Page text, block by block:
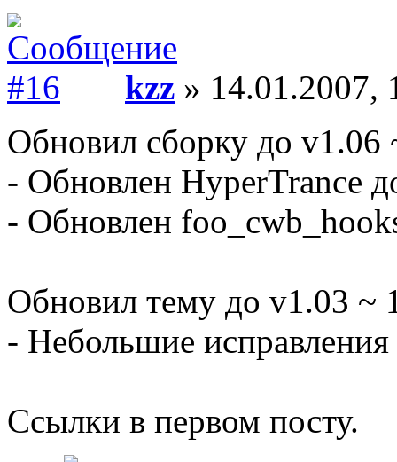
kzz » 14.01.2007,
Обновил сборку до v1.06
- Обновлен HyperTrance
- Обновлен
Обновил тему до v1.03 ~
- Небольшие исправления
Ссылки в первом посту.